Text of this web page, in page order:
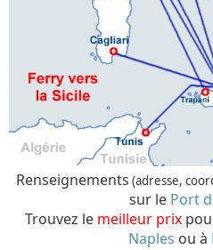
Renseignements (adresse,
sur le Port
Trouvez le meilleur prix
Naples ou à